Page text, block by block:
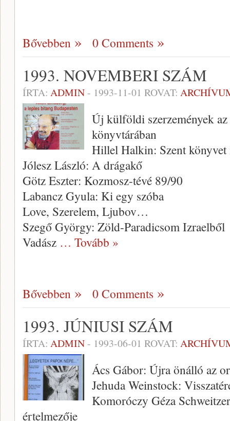
Bővebben 0 Comments
1993. NOVEMBERI SZÁM
ÍRTA: ADMIN- 1993-11-01 ROVAT:
Új külföldi szerzemények
könyvtárában
Hillel Halkin: Szent
Jólesz László: A drágakő
Götz Eszter: Kozmosz-tévé 89/90
Labancz Gyula: Ki egy szóba
Love, Szerelem, Ljubov…
Szegő György: Zöld-Paradicsom Izraelből
Vadász … Tovább »
Bővebben 0 Comments
1993. JÚNIUSI SZÁM
ÍRTA: ADMIN- 1993-06-01 ROVAT:
Ács Gábor: Újra önálló az
Jehuda Weinstock:
Komoróczy Géza
értelmezője